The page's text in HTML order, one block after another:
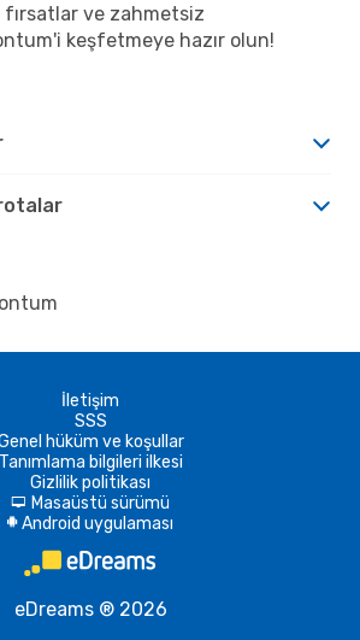
fırsatlar ve zahmetsiz
keşfetmeye hazır olun!
İletişim
SSS
hüküm ve koşullar
Tanımlama bilgileri ilkesi
Gizlilik politikası
d Masaüstü sürümü
A Android uygulaması
eDreams ® 2026